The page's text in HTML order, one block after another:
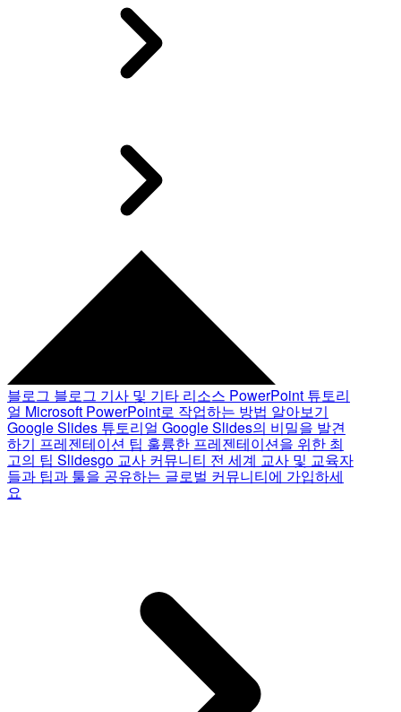
블로그 블로그 기사 및 기타 리소스 PowerPoint 튜토리
얼 Microsoft PowerPoint로 작업하는 방법 알아보기
Google Slides 튜토리얼 Google Slides의 비밀을 발견
하기 프레젠테이션 팁 훌륭한 프레젠테이션을 위한 최
고의 팁 Slidesgo 교사 커뮤니티 전 세계 교사 및 교육자
들과 팁과 툴을 공유하는 글로벌 커뮤니티에 가입하세
요